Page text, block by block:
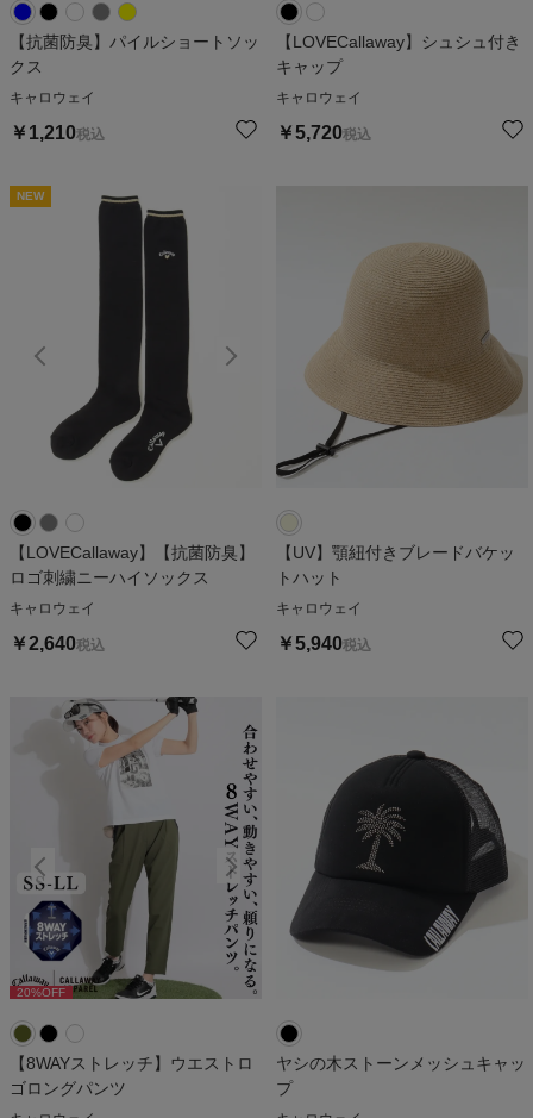
【抗菌防臭】パイルショートソッ
クス
キャロウェイ
￥ 1,210税込
【LOVECallaway】シュシュ付き
キャップ
キャロウェイ
￥5,720税込
NEW
【LOVECallaway】【抗菌防臭】
ロゴ刺繍ニーハイソックス
キャロウェイ
￥2,640税込
【UV】顎紐付きブレードバケッ
トハット
キャロウェイ
￥5,940税込
20%OFF
【8WAYストレッチ】ウエストロ
ゴロングパンツ
ヤシの木ストーンメッシュキャッ
プ